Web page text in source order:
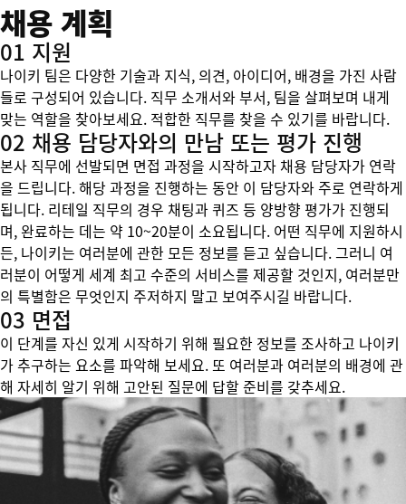
채용 계획
01 지원
나이키 팀은 다양한 기술과 지식, 의견, 아이디어, 배경을 가진 사람
들로 구성되어 있습니다. 직무 소개서와 부서, 팀을 살펴보며 내게
맞는 역할을 찾아보세요. 적합한 직무를 찾을 수 있기를 바랍니다.
02 채용 담당자와의 만남 또는 평가 진행
본사 직무에 선발되면 면접 과정을 시작하고자 채용 담당자가 연락
을 드립니다. 해당 과정을 진행하는 동안 이 담당자와 주로 연락하게
됩니다. 리테일 직무의 경우 채팅과 퀴즈 등 양방향 평가가 진행되
며, 완료하는 데는 약 10~20분이 소요됩니다. 어떤 직무에 지원하시
든, 나이키는 여러분에 관한 모든 정보를 듣고 싶습니다. 그러니 여
러분이 어떻게 세계 최고 수준의 서비스를 제공할 것인지, 여러분만
의 특별함은 무엇인지 주저하지 말고 보여주시길 바랍니다.
03 면접
이 단계를 자신 있게 시작하기 위해 필요한 정보를 조사하고 나이키
가 추구하는 요소를 파악해 보세요. 또 여러분과 여러분의 배경에 관
해 자세히 알기 위해 고안된 질문에 답할 준비를 갖추세요.